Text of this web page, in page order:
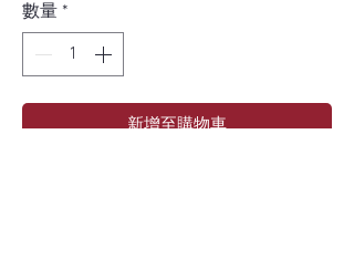
數量 *
新增至購物車